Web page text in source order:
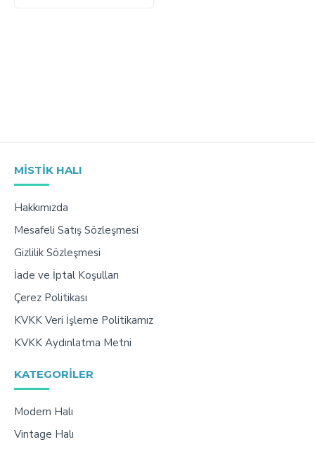
MISTIK HALI
Hakkımızda
Mesafeli Satış Sözleşmesi
Gizlilik Sözleşmesi
İade ve İptal Koşulları
Çerez Politikası
KVKK Veri İşleme Politikamız
KVKK Aydınlatma Metni
KATEGORILER
Modern Halı
Vintage Halı